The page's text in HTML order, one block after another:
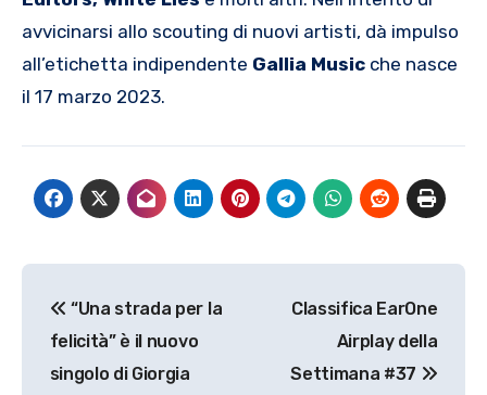
avvicinarsi allo scouting di nuovi artisti, dà impulso
all’etichetta indipendente Gallia Music che nasce
il 17 marzo 2023.
articoli
“Una strada per la
felicità” è il nuovo
singolo di Giorgia
Classifica EarOne
Airplay della
Settimana #37